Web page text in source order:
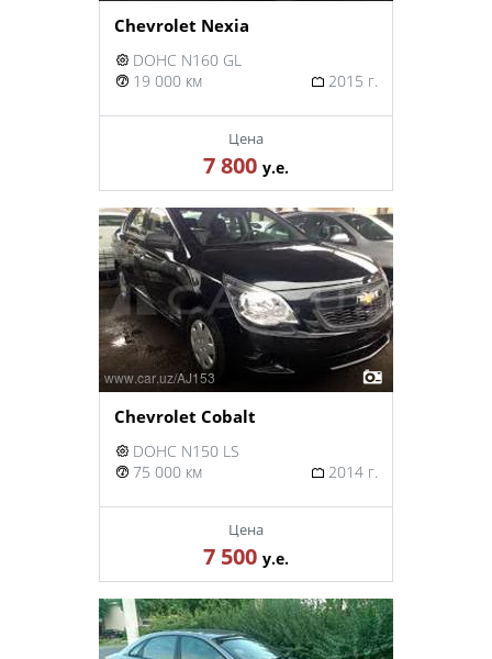
Chevrolet Nexia
DOHC N160 GL
19 000 км
2015 г.
Цена
7 800 у.е.
Chevrolet Cobalt
DOHC N150 LS
75 000 км
2014 г.
Цена
7 500 у.е.